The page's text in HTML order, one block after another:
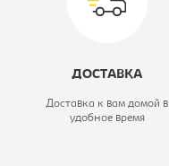
Коллекция:
Тип шкафа:
ДОСТАВКА
Доставка к вам домой в
удобное время